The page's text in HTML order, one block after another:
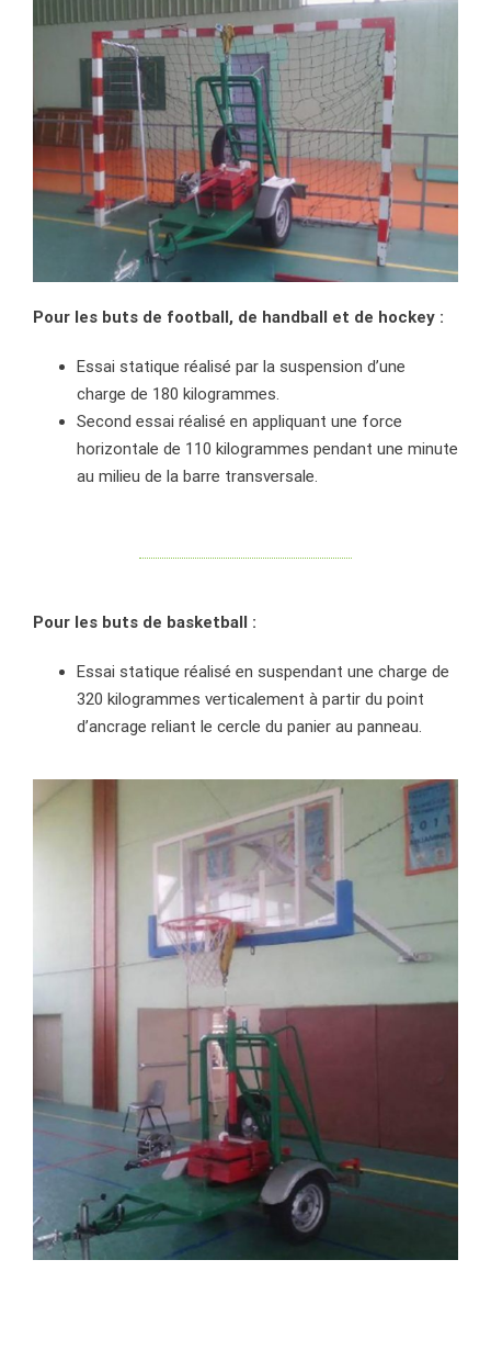
Pour les buts de football, de handball et de hockey :
Essai statique réalisé par la suspension d’une
charge de 180 kilogrammes.
Second essai réalisé en appliquant une force
horizontale de 110 kilogrammes pendant une minute
au milieu de la barre transversale.
Pour les buts de basketball :
Essai statique réalisé en suspendant une charge de
320 kilogrammes verticalement à partir du point
d’ancrage reliant le cercle du panier au panneau.